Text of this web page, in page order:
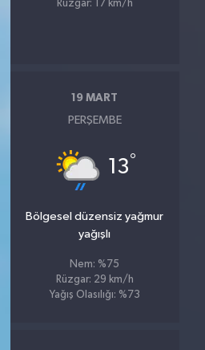
Rüzgar: 17 km/h
19 MART
PERŞEMBE
13°
Bölgesel düzensiz yağmur
yağışlı
Nem: %75
Rüzgar: 29 km/h
Yağış Olasılığı: %73